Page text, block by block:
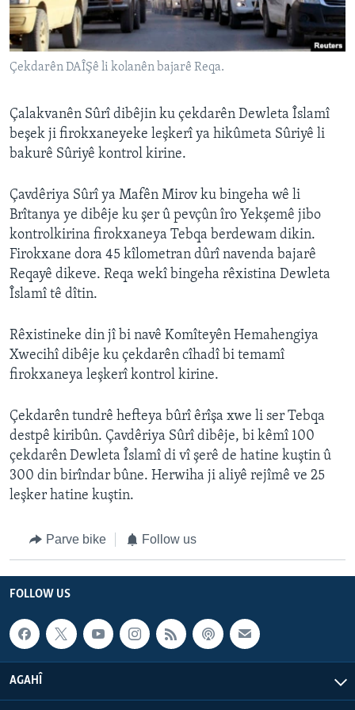
ÇAND Û HUNER
SERNIVÎS
SORANÎ
Learning English
FOLLOW US
Zimanên Din
Çekdarên DAÎŞê li kolanên bajarê Reqa.
Çalakvanên Sûrî dibêjin ku çekdarên Dewleta Îslamî
beşek ji firokxaneyeke leşkerî ya hikûmeta Sûriyê li
bakurê Sûriyê kontrol kirine.
Çavdêriya Sûrî ya Mafên Mirov ku bingeha wê li
Brîtanya ye dibêje ku şer û pevçûn îro Yekşemê jibo
kontrolkirina firokxaneya Tebqa berdewam dikin.
Firokxane dora 45 kîlometran dûrî navenda bajarê
Reqayê dikeve. Reqa wekî bingeha rêxistina Dewleta
Îslamî tê dîtin.
Rêxistineke din jî bi navê Komîteyên Hemahengiya
Xwecihî dibêje ku çekdarên cîhadî bi temamî
firokxaneya leşkerî kontrol kirine.
Çekdarên tundrê hefteya bûrî êrîşa xwe li ser Tebqa
destpê kiribûn. Çavdêriya Sûrî dibêje, bi kêmî 100
çekdarên Dewleta Îslamî di vî şerê de hatine kuştin û
300 din birîndar bûne. Herwiha ji aliyê rejîmê ve 25
leşker hatine kuştin.
Parve bike Follow us
FOLLOW US
AGAHÎ